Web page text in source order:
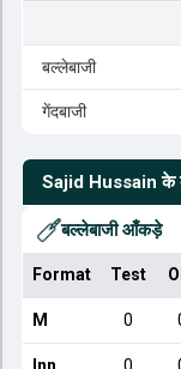
बल्लेबाजी
गेंदबाजी
Sajid Hussain के
बल्लेबाजी आँकड़े
Format Test
M 0